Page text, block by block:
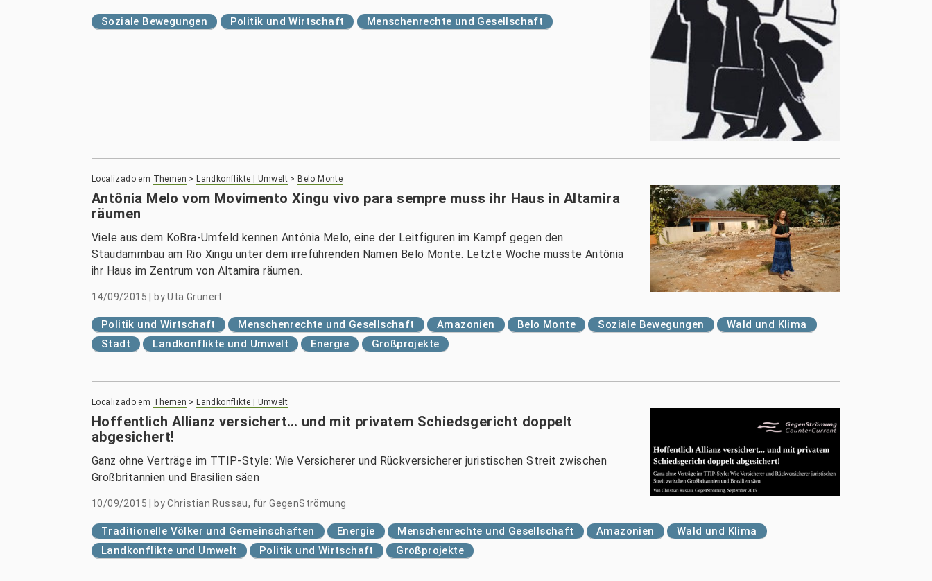
Soziale Bewegungen Politik und Wirtschaft Menschenrechte und Gesellschaft
Localizado em Themen >Landkonflikte | Umwelt >Belo Monte
Antônia Melo vom Movimento Xingu vivo para sempre muss ihr Haus in Altamira
räumen
Viele aus dem KoBra-Umfeld kennen Antônia Melo, eine der Leitfiguren im Kampf gegen den
Staudammbau am Rio Xingu unter dem irreführenden Namen Belo Monte. Letzte Woche musste Antônia
ihr Haus im Zentrum von Altamira räumen.
14/09/2015 byUta Grunert
Politik und Wirtschaft Menschenrechte und Gesellschaft Amazonien Belo Monte Soziale Bewegungen
Wald und Klima
Stadt
Landkonflikte und Umwelt Energie Großprojekte
Localizado em Themen >Landkonflikte | Umwelt
Hoffentlich Allianz versichert… und mit privatem Schiedsgericht doppelt
abgesichert!
Ganz ohne Verträge im TTIP-Style: Wie Versicherer und Rückversicherer juristischen Streit zwischen
Großbritannien und Brasilien säen
10/09/2015 byChristian Russau, für GegenStrömung
Traditionelle Völker und Gemeinschaften Energie Menschenrechte und Gesellschaft Amazonien
Wald und Klima
Landkonflikte und Umwelt
Politik und Wirtschaft Großprojekte